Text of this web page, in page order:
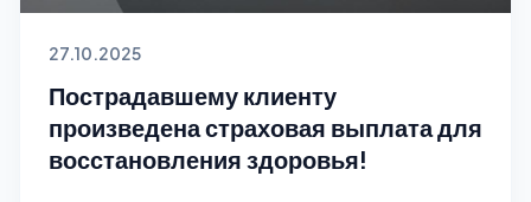
27.10.2025
Пострадавшему клиенту
произведена страховая выплата для
восстановления здоровья!